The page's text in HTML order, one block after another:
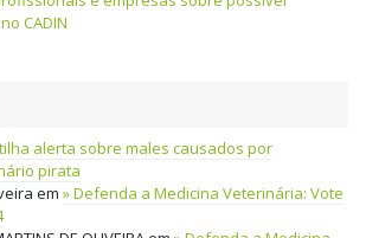
CADIN
alerta sobre males causados por
pirata
em
Defenda a Medicina Veterinária: Vote